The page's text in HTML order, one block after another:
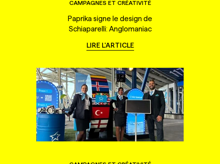
CAMPAGNES ET CRÉATIVITÉ
Paprika signe le design de
Schiaparelli: Anglomaniac
LIRE L'ARTICLE